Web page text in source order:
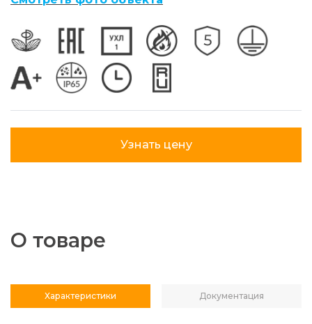
Узнать цену
О товаре
Характеристики Документация